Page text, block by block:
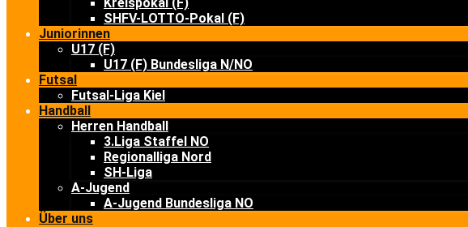
SHFV-LOTTO-Pokal (F)
Juniorinnen
U17 (F)
U17 (F) Bundesliga N/NO
Futsal
Futsal-Liga Kiel
Handball
Herren Handball
3.Liga Staffel NO
Regionalliga Nord
SH-Liga
A-Jugend
A-Jugend Bundesliga NO
Über uns